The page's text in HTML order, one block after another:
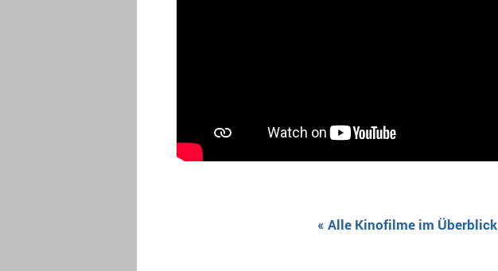
« Alle Kinofilme im Überblick